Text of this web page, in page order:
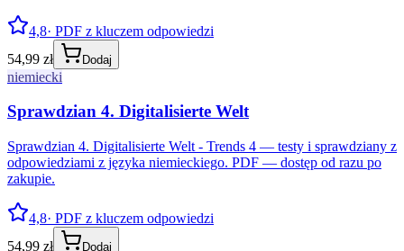
4,8· PDF z kluczem odpowiedzi
54,99 zł
Dodaj
niemiecki
Sprawdzian 4. Digitalisierte Welt
Sprawdzian 4. Digitalisierte Welt - Trends 4 — testy i sprawdziany z
odpowiedziami z języka niemieckiego. PDF — dostęp od razu po
zakupie.
4,8· PDF z kluczem odpowiedzi
54,99 zł
Dodaj